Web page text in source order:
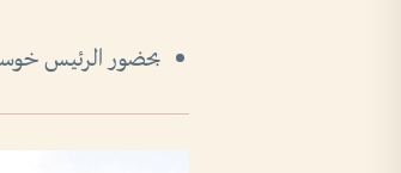
بحضور الرئيس